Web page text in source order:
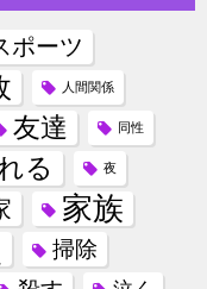
ポーツ
人間関係
友達 同性
る 夜
家族
掃除